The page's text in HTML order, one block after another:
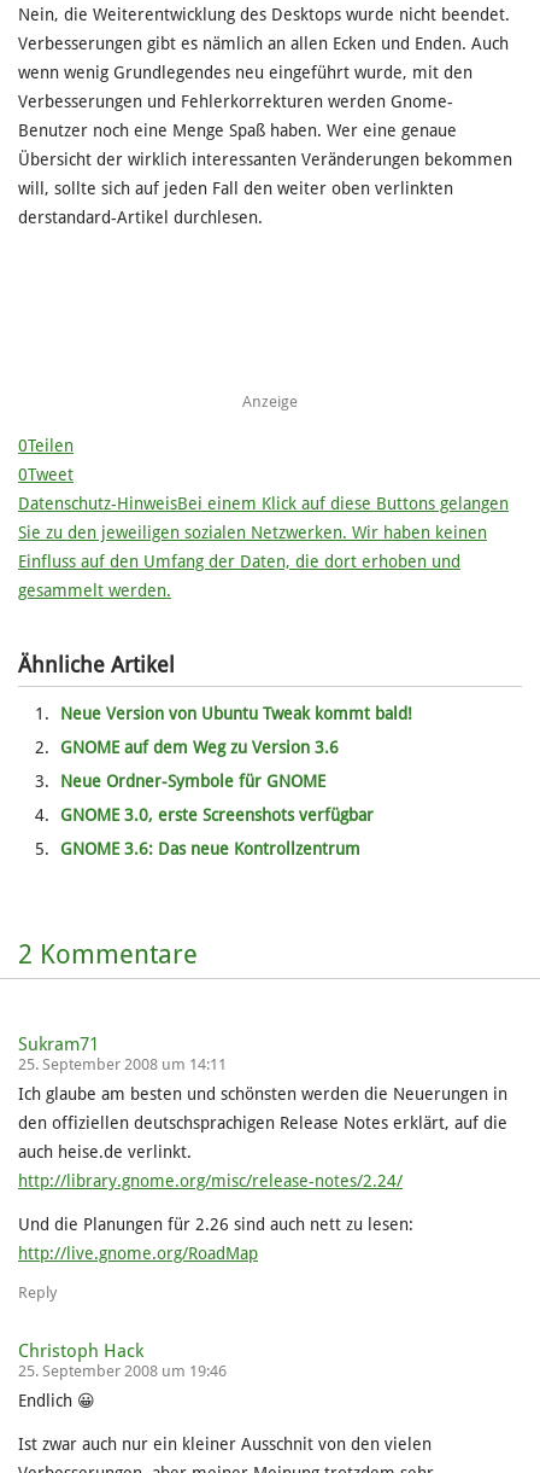
Nein, die Weiterentwicklung des Desktops wurde nicht beendet.
Verbesserungen gibt es nämlich an allen Ecken und Enden. Auch
wenn wenig Grundlegendes neu eingeführt wurde, mit den
Verbesserungen und Fehlerkorrekturen werden Gnome-
Benutzer noch eine Menge Spaß haben. Wer eine genaue
Übersicht der wirklich interessanten Veränderungen bekommen
will, sollte sich auf jeden Fall den weiter oben verlinkten
derstandard-Artikel durchlesen.
Anzeige
0Teilen
0Tweet
Datenschutz-HinweisBei einem Klick auf diese Buttons gelangen
Sie zu den jeweiligen sozialen Netzwerken. Wir haben keinen
Einfluss auf den Umfang der Daten, die dort erhoben und
gesammelt werden.
Ähnliche Artikel
Neue Version von Ubuntu Tweak kommt bald!
GNOME auf dem Weg zu Version 3.6
Neue Ordner-Symbole für GNOME
GNOME 3.0, erste Screenshots verfügbar
GNOME 3.6: Das neue Kontrollzentrum
2 Kommentare
Sukram71
25. September 2008 um 14:11
Ich glaube am besten und schönsten werden die Neuerungen in
den offiziellen deutschsprachigen Release Notes erklärt, auf die
auch heise.de verlinkt.
http://library.gnome.org/misc/release-notes/2.24/
Und die Planungen für 2.26 sind auch nett zu lesen:
http://live.gnome.org/RoadMap
Reply
Christoph Hack
25. September 2008 um 19:46
Endlich 😀
Ist zwar auch nur ein kleiner Ausschnit von den vielen